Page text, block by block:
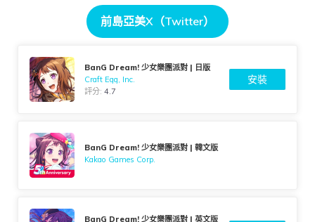
前島亞美X（Twitter）
BanG Dream! 少女樂團派對 | 日版
Craft Egg, Inc.
評分:4.7
安裝
BanG Dream! 少女樂團派對 | 韓文版
Kakao Games Corp.
BanG Dream! 少女樂團派對 | 英文版